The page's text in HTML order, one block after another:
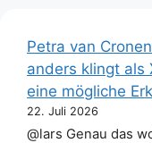
Petra van
anders klingt als
eine mögliche
22. Juli 2026
@lars Genau das